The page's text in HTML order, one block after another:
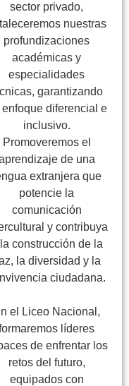
sector privado,
nuestras
profundizaciones
académicas y
especialidades
garantizando
enfoque diferencial e
inclusivo.
Promoveremos el
de una
extranjera que
potencie la
comunicación
y contribuya
construcción de la
la diversidad y la
ciudadana.
el Liceo Nacional,
líderes
de enfrentar los
retos del futuro,
equipados con